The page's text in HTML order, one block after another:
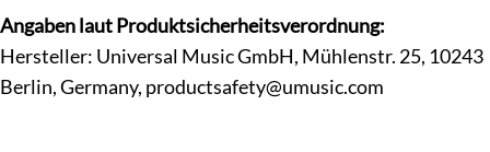
Angaben laut Produktsicherheitsverordnung:
Hersteller: Universal Music GmbH, Mühlenstr. 25, 10243
Berlin, Germany, productsafety@umusic.com